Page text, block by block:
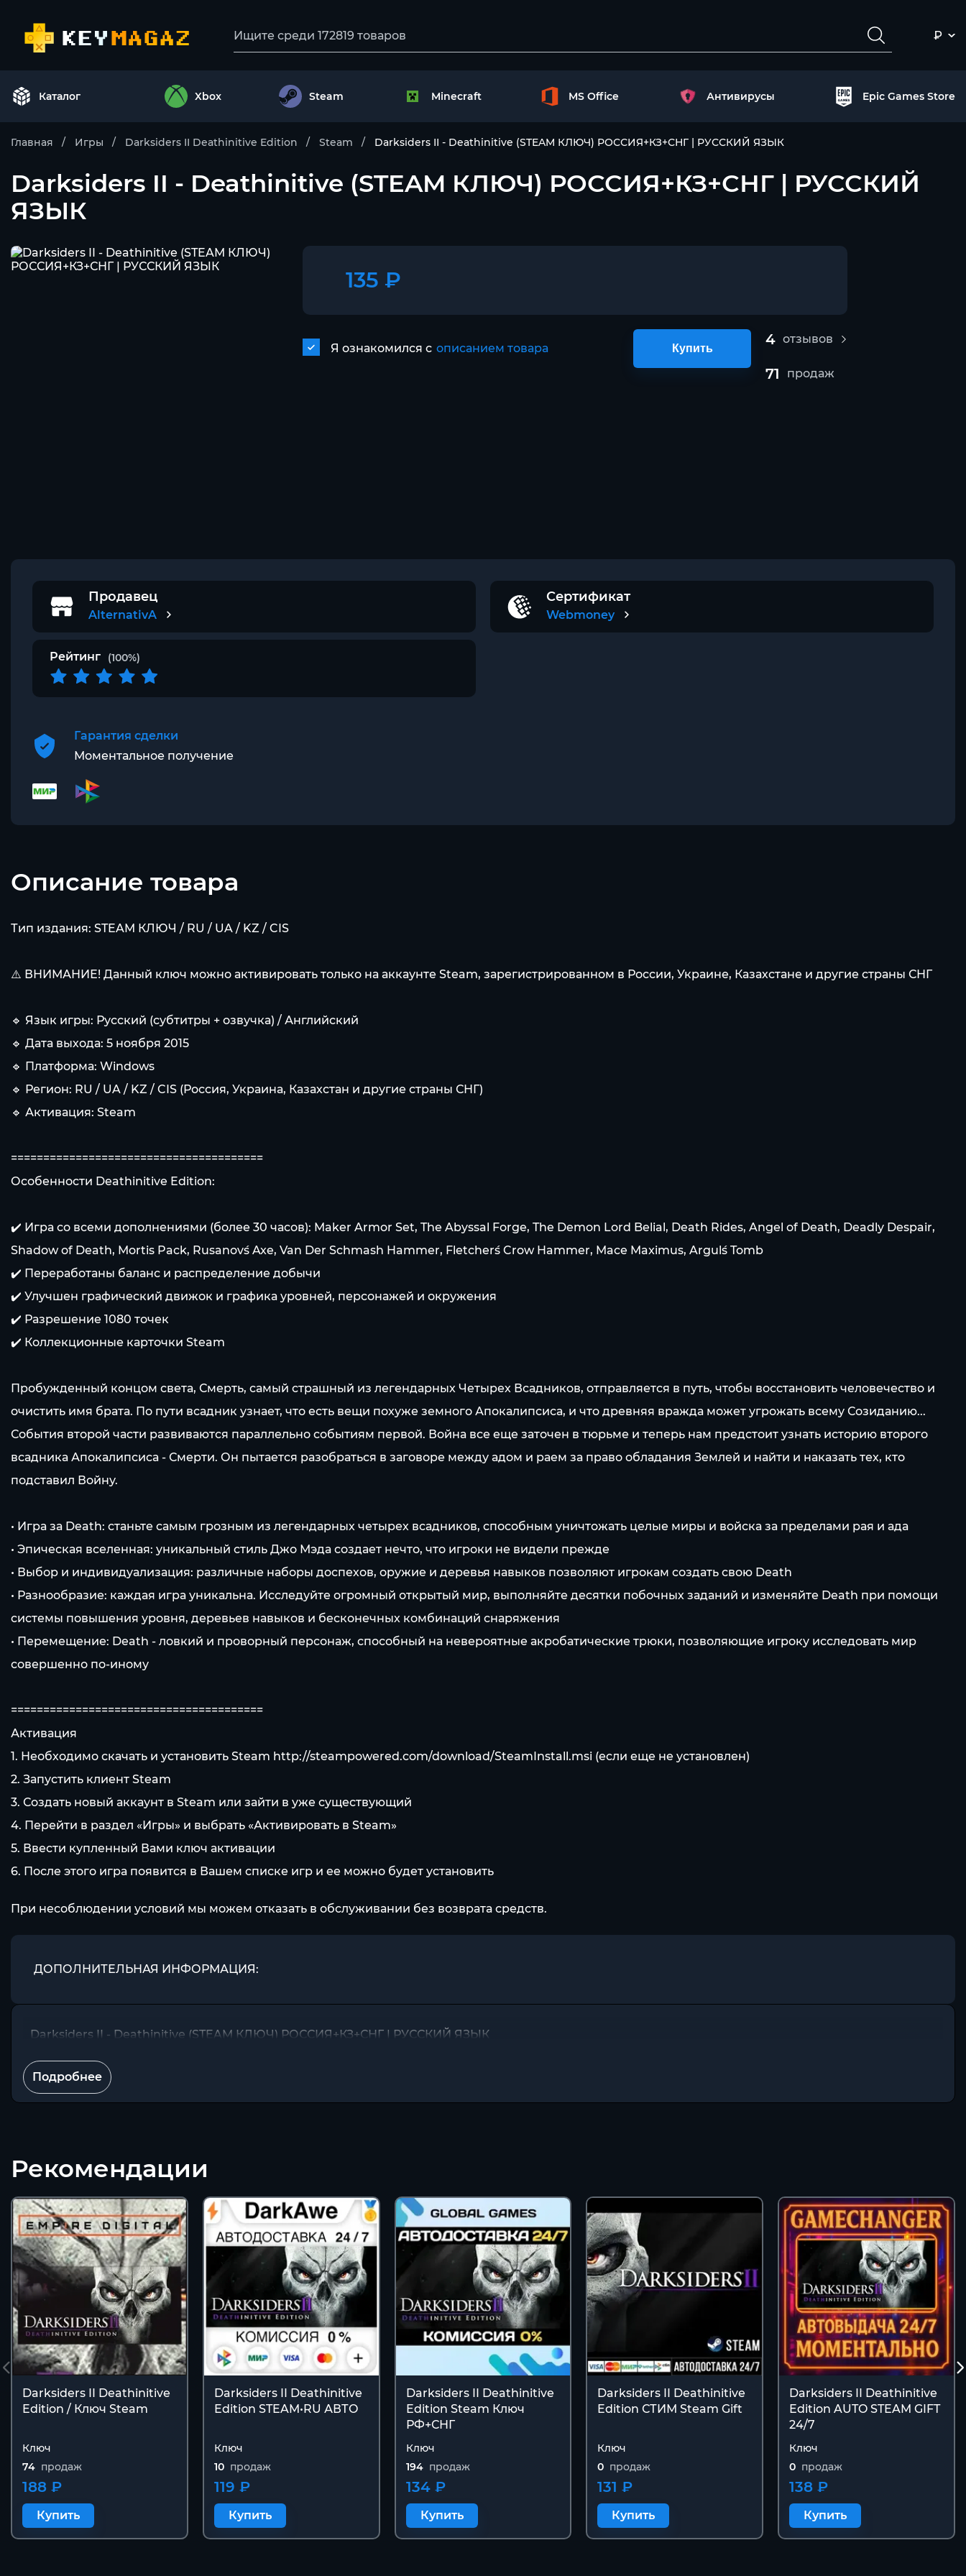
₽
Каталог Xbox Steam Minecraft MS Office Антивирусы Epic Games Store
Главная Игры Darksiders II Deathinitive Edition Steam Darksiders II - Deathinitive (STEAM КЛЮЧ) РОССИЯ+КЗ+СНГ | РУССКИЙ ЯЗЫК
Darksiders II - Deathinitive (STEAM КЛЮЧ) РОССИЯ+КЗ+СНГ | РУССКИЙ
ЯЗЫК
135 ₽
Я ознакомился с описанием товара Купить
4 отзывов
71 продаж
Продавец
AlternativA
Сертификат
Webmoney
Рейтинг (100%)
Гарантия сделки
Моментальное получение
Описание товара
Тип издания: STEAM КЛЮЧ / RU / UA / KZ / CIS
⚠️ ВНИМАНИЕ! Данный ключ можно активировать только на аккаунте Steam, зарегистрированном в России, Украине, Казахстане и другие страны СНГ
🔹 Язык игры: Русский (субтитры + озвучка) / Английский
🔹 Дата выхода: 5 ноября 2015
🔹 Платформа: Windows
🔹 Регион: RU / UA / KZ / CIS (Россия, Украина, Казахстан и другие страны СНГ)
🔹 Активация: Steam
=======================================
Особенности Deathinitive Edition:
✔️ Игра со всеми дополнениями (более 30 часов): Maker Armor Set, The Abyssal Forge, The Demon Lord Belial, Death Rides, Angel of Death, Deadly Despair,
Shadow of Death, Mortis Pack, Rusanov´s Axe, Van Der Schmash Hammer, Fletcher´s Crow Hammer, Mace Maximus, Argul´s Tomb
✔️ Переработаны баланс и распределение добычи
✔️ Улучшен графический движок и графика уровней, персонажей и окружения
✔️ Разрешение 1080 точек
✔️ Коллекционные карточки Steam
Пробужденный концом света, Смерть, самый страшный из легендарных Четырех Всадников, отправляется в путь, чтобы восстановить человечество и
очистить имя брата. По пути всадник узнает, что есть вещи похуже земного Апокалипсиса, и что древняя вражда может угрожать всему Созиданию...
События второй части развиваются параллельно событиям первой. Война все еще заточен в тюрьме и теперь нам предстоит узнать историю второго
всадника Апокалипсиса - Смерти. Он пытается разобраться в заговоре между адом и раем за право обладания Землей и найти и наказать тех, кто
подставил Войну.
• Игра за Death: станьте самым грозным из легендарных четырех всадников, способным уничтожать целые миры и войска за пределами рая и ада
• Эпическая вселенная: уникальный стиль Джо Мэда создает нечто, что игроки не видели прежде
• Выбор и индивидуализация: различные наборы доспехов, оружие и деревья навыков позволяют игрокам создать свою Death
• Разнообразие: каждая игра уникальна. Исследуйте огромный открытый мир, выполняйте десятки побочных заданий и изменяйте Death при помощи
системы повышения уровня, деревьев навыков и бесконечных комбинаций снаряжения
• Перемещение: Death - ловкий и проворный персонаж, способный на невероятные акробатические трюки, позволяющие игроку исследовать мир
совершенно по-иному
=======================================
Активация
1. Необходимо скачать и установить Steam http://steampowered.com/download/SteamInstall.msi (если еще не установлен)
2. Запустить клиент Steam
3. Создать новый аккаунт в Steam или зайти в уже существующий
4. Перейти в раздел «Игры» и выбрать «Активировать в Steam»
5. Ввести купленный Вами ключ активации
6. После этого игра появится в Вашем списке игр и ее можно будет установить
При несоблюдении условий мы можем отказать в обслуживании без возврата средств.
ДОПОЛНИТЕЛЬНАЯ ИНФОРМАЦИЯ:
Darksiders II - Deathinitive (STEAM КЛЮЧ) РОССИЯ+КЗ+СНГ | РУССКИЙ ЯЗЫК
Подробнее
Рекомендации
Darksiders II Deathinitive
Edition / Ключ Steam
Ключ
74 продаж
188 ₽
Купить
Darksiders II Deathinitive
Edition STEAM•RU АВТО
Ключ
10 продаж
119 ₽
Купить
Darksiders II Deathinitive
Edition Steam Ключ
РФ+СНГ
Ключ
194 продаж
134 ₽
Купить
Darksiders II Deathinitive
Edition СТИМ Steam Gift
Ключ
0 продаж
131 ₽
Купить
Darksiders II Deathinitive
Edition AUTO STEAM GIFT
24/7
Ключ
0 продаж
138 ₽
Купить